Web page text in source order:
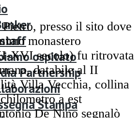
ospitato
Partnership
Stampa
presso il sito dove
monastero
XVI secolo) fu ritrovata
databile al II
Villa Vecchia, collina
a est
De Nino segnalò